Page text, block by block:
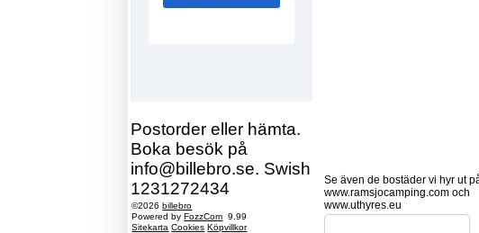
Postorder eller hämta.
Boka besök på
info@billebro.se. Swish
1231272434
©2026billebro
Powered byFozzCom 9.99
Sitekarta Cookies Köpvillkor
Se även de bostäder vi hyr ut
www.ramsjocamping.com och
www.uthyres.eu